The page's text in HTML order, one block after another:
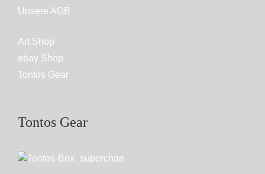
Unsere AGB
Art Shop
ebay Shop
Tontos Gear
Tontos Gear